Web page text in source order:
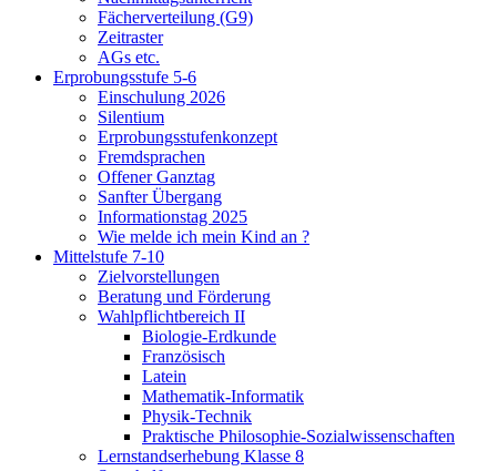
Fächerverteilung (G9)
Zeitraster
AGs etc.
Erprobungsstufe 5-6
Einschulung 2026
Silentium
Erprobungsstufenkonzept
Fremdsprachen
Offener Ganztag
Sanfter Übergang
Informationstag 2025
Wie melde ich mein Kind an ?
Mittelstufe 7-10
Zielvorstellungen
Beratung und Förderung
Wahlpflichtbereich II
Biologie-Erdkunde
Französisch
Latein
Mathematik-Informatik
Physik-Technik
Praktische Philosophie-Sozialwissenschaften
Lernstandserhebung Klasse 8